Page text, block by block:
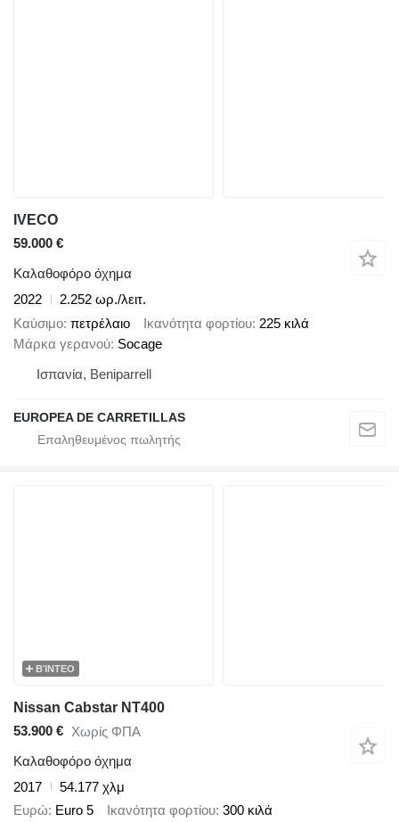
IVECO
59.000 €
Καλαθοφόρο όχημα
2022
2.252 ωρ./λειτ.
Καύσιμο πετρέλαιο Ικανότητα φορτίου 225 κιλά
Μάρκα γερανού Socage
Ισπανία, Beniparrell
EUROPEA DE CARRETILLAS
ΒΊΝΤΕΟ
Nissan Cabstar NT400
53.900 € Χωρίς ΦΠΑ
Καλαθοφόρο όχημα
2017
54.177 χλμ
Ευρώ Euro 5 Ικανότητα φορτίου 300 κιλά